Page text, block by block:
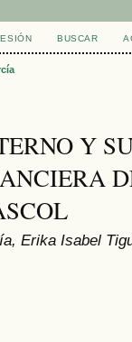
BUSCAR
Y
Erika Isabel